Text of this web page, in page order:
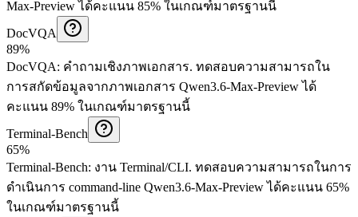
Max-Preview ได้คะแนน 85% ในเกณฑ์มาตรฐานนี้
DocVQA
89%
DocVQA: คำถามเชิงภาพเอกสาร. ทดสอบความสามารถใน
การสกัดข้อมูลจากภาพเอกสาร Qwen3.6-Max-Preview ได้
คะแนน 89% ในเกณฑ์มาตรฐานนี้
Terminal-Bench
65%
Terminal-Bench: งาน Terminal/CLI. ทดสอบความสามารถในการ
ดำเนินการ command-line Qwen3.6-Max-Preview ได้คะแนน 65%
ในเกณฑ์มาตรฐานนี้